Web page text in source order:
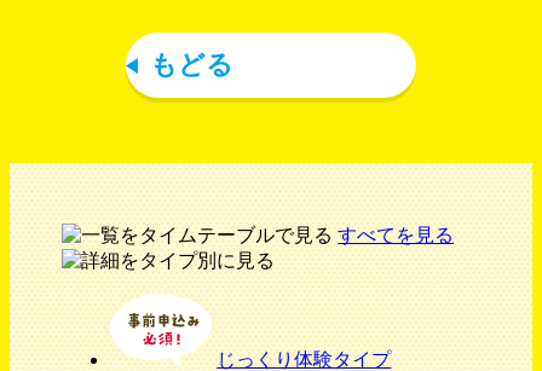
もどる
すべてを見る
じっくり体験タイプ